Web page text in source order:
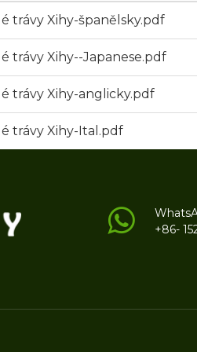
trávy Xihy-španělsky.pdf
trávy Xihy--Japanese.pdf
trávy Xihy-anglicky.pdf
trávy Xihy-Ital.pdf
+86-